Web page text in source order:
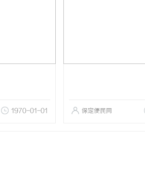
1970-01-01 保定便民网